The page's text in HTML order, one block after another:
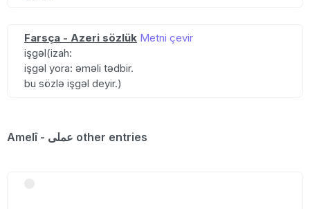
Farsça - Azeri sözlük Metni çevir
işgəl(izah:
işgəl yora: əməli tədbir.
bu sözlə işgəl deyir.)
Amelî - عملی other entries